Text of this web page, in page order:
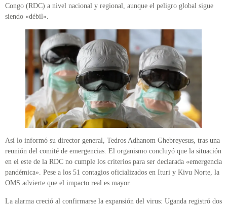
Congo (RDC) a nivel nacional y regional, aunque el peligro global sigue
siendo «débil».
Así lo informó su director general, Tedros Adhanom Ghebreyesus, tras una
reunión del comité de emergencias. El organismo concluyó que la situación
en el este de la RDC no cumple los criterios para ser declarada «emergencia
pandémica». Pese a los 51 contagios oficializados en Ituri y Kivu Norte, la
OMS advierte que el impacto real es mayor.
La alarma creció al confirmarse la expansión del virus: Uganda registró dos